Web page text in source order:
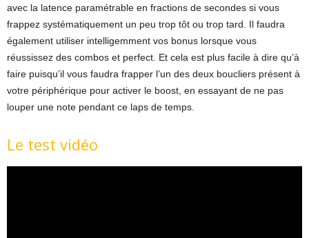
avec la latence paramétrable en fractions de secondes si vous
frappez systématiquement un peu trop tôt ou trop tard. Il faudra
également utiliser intelligemment vos bonus lorsque vous
réussissez des combos et perfect. Et cela est plus facile à dire qu’à
faire puisqu’il vous faudra frapper l’un des deux boucliers présent à
votre périphérique pour activer le boost, en essayant de ne pas
louper une note pendant ce laps de temps.
Le test vidéo